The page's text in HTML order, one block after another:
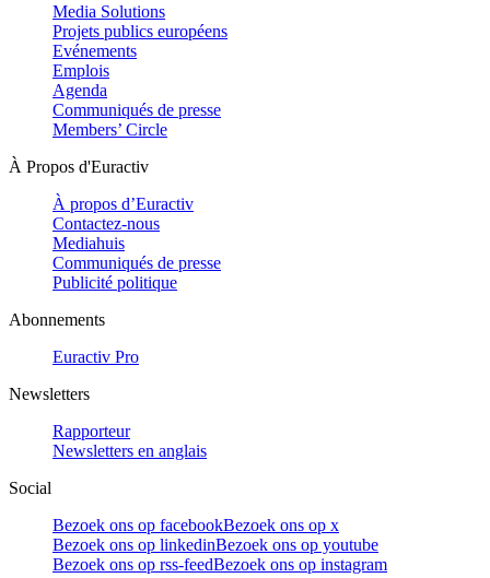
Media Solutions
Projets publics européens
Evénements
Emplois
Agenda
Communiqués de presse
Members’ Circle
À Propos d'Euractiv
À propos d’Euractiv
Contactez-nous
Mediahuis
Communiqués de presse
Publicité politique
Abonnements
Euractiv Pro
Newsletters
Rapporteur
Newsletters en anglais
Social
Bezoek ons op facebookBezoek ons op x
Bezoek ons op linkedinBezoek ons op youtube
Bezoek ons op rss-feedBezoek ons op instagram